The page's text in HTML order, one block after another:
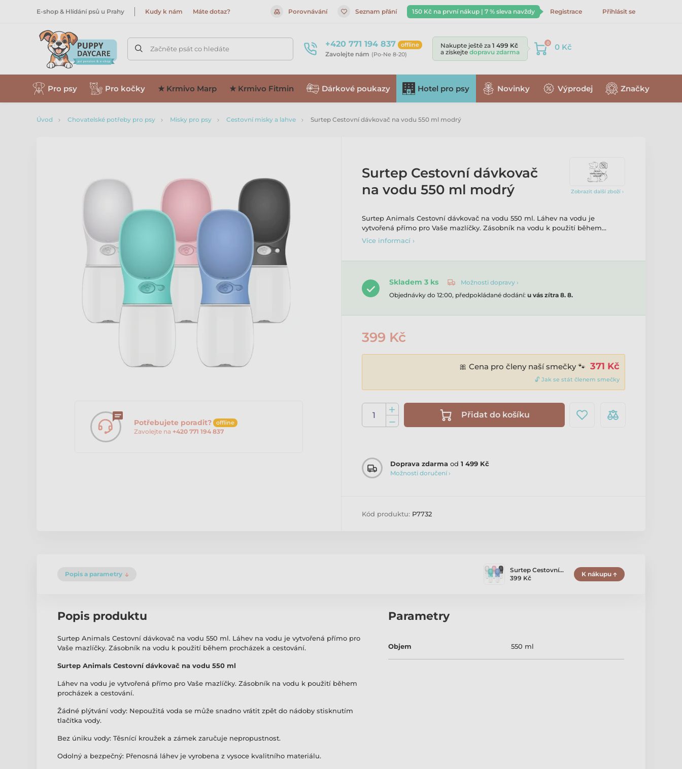
E-shop & Hlídání psů u Prahy Kudy k nám Máte dotaz? Porovnávání Seznam přání 150 Kč na první nákup | 7 % sleva navždy Registrace Přihlásit se
Začněte psát co hledáte +420 771 194 837 offline
Zavolejte nám (Po-Ne 8-20)
Nakupte ještě za 1 499 Kč
a získejte dopravu zdarma
0 0 Kč
Pro psy Pro kočky ★ Krmivo Marp ★ Krmivo Fitmin Dárkové poukazy Hotel pro psy Novinky Výprodej Značky
Úvod Chovatelské potřeby pro psy Misky pro psy Cestovní misky a lahve Surtep Cestovní dávkovač na vodu 550 ml modrý
Zobrazit další zboží ›
Potřebujete poradit? offline
Zavolejte na +420 771 194 837
Surtep Cestovní dávkovač
na vodu 550 ml modrý
Surtep Animals Cestovní dávkovač na vodu 550 ml. Láhev na vodu je
vytvořená přímo pro Vaše mazlíčky. Zásobník na vodu k použití během…
Více informací ›
Skladem 3 ks
Možnosti dopravy ›
Objednávky do 12:00, předpokládané dodání: u vás zítra 8. 8.
399 Kč
🎀 Cena pro členy naší smečky 🐾 371 Kč
🔓 Jak se stát členem smečky
Přidat do košíku
Doprava zdarma od 1 499 Kč
Možnosti doručení ›
Kód produktu: P7732
Popis a parametry
Surtep Cestovní…
399 Kč
K nákupu
Popis produktu
Surtep Animals Cestovní dávkovač na vodu 550 ml. Láhev na vodu je vytvořená přímo pro
Vaše mazlíčky. Zásobník na vodu k použití během procházek a cestování.
Surtep Animals Cestovní dávkovač na vodu 550 ml
Láhev na vodu je vytvořená přímo pro Vaše mazlíčky. Zásobník na vodu k použití během
procházek a cestování.
Žádné plýtvání vody: Nepoužitá voda se může snadno vrátit zpět do nádoby stisknutím
tlačítka vody.
Bez úniku vody: Těsnící kroužek a zámek zaručuje nepropustnost.
Odolný a bezpečný: Přenosná láhev je vyrobena z vysoce kvalitního materiálu.
Parametry
Objem 550 ml